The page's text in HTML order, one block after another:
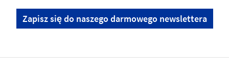
Zapisz się do naszego darmowego newslettera